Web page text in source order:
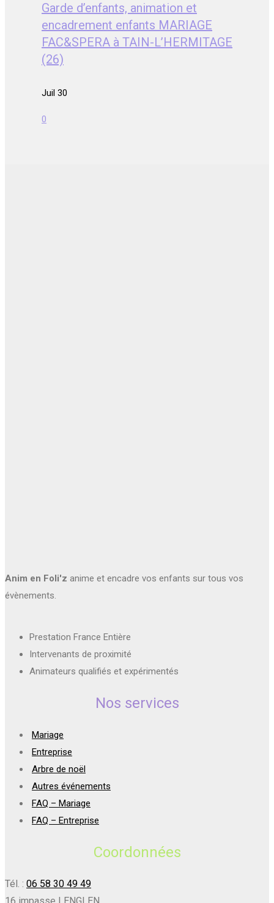
Garde d’enfants, animation et
encadrement enfants MARIAGE
FAC&SPERA à TAIN-L’HERMITAGE
(26)
Juil 30
0
Anim en Foli'z anime et encadre vos enfants sur tous vos
évènements.
Prestation France Entière
Intervenants de proximité
Animateurs qualifiés et expérimentés
Nos services
Mariage
Entreprise
Arbre de noël
Autres événements
FAQ – Mariage
FAQ – Entreprise
Coordonnées
Tél. : 06 58 30 49 49